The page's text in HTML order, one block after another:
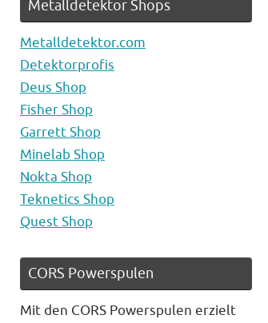
Metalldetektor Shops
Metalldetektor.com
Detektorprofis
Deus Shop
Fisher Shop
Garrett Shop
Minelab Shop
Nokta Shop
Teknetics Shop
Quest Shop
CORS Powerspulen
Mit den CORS Powerspulen erzielt